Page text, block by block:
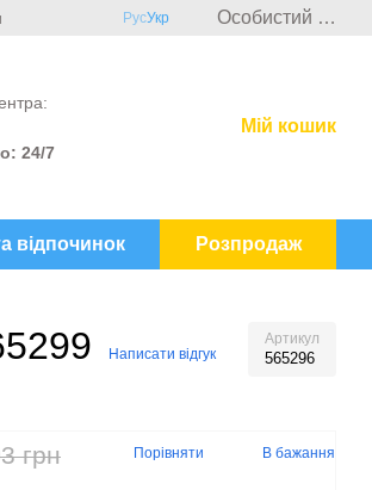
РусУкр Особистий кабінет
24/7
Мій кошик
відпочинок Розпродаж
Написати відгук
Артикул
565296
грн Порівняти В бажання